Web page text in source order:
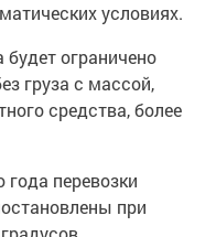
условиях.
ограничено
груза с массой,
средства, более
года перевозки
при